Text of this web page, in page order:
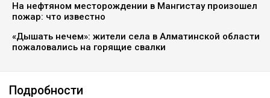
На нефтяном месторождении в Мангистау произошел
пожар: что известно
«Дышать нечем»: жители села в Алматинской области
пожаловались на горящие свалки
Подробности